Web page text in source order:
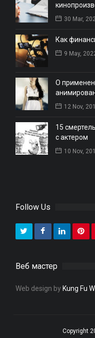
30 Mar,
Как
9 May,
О
12 Nov,
15
с актером
10 Nov,
Follow Us
Веб мастер
Web design by Kung Fu
Copyright